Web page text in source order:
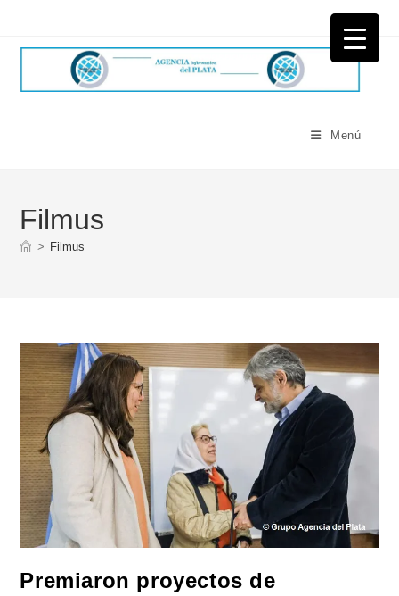
Menú
Filmus
> Filmus
Premiaron proyectos de